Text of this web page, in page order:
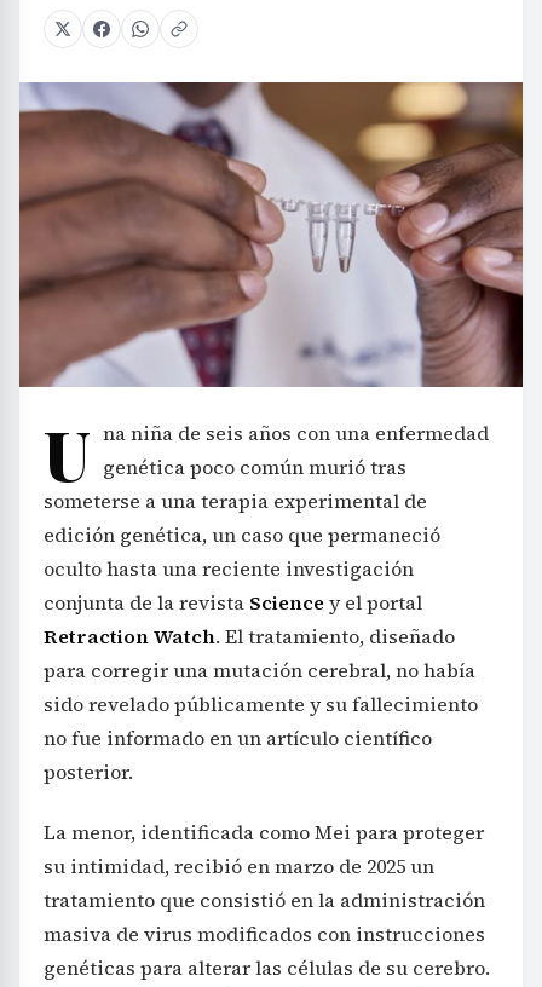
U na niña de seis años con una enfermedad
genética poco común murió tras
someterse a una terapia experimental de
edición genética, un caso que permaneció
oculto hasta una reciente investigación
conjunta de la revista Science y el portal
Retraction Watch. El tratamiento, diseñado
para corregir una mutación cerebral, no había
sido revelado públicamente y su fallecimiento
no fue informado en un artículo científico
posterior.
La menor, identificada como Mei para proteger
su intimidad, recibió en marzo de 2025 un
tratamiento que consistió en la administración
masiva de virus modificados con instrucciones
genéticas para alterar las células de su cerebro.